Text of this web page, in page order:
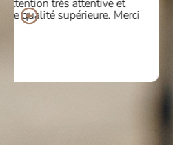
J'ai acheté des bottines en
10. Ravi de la qualité et du
répéterai sans aucun doute !